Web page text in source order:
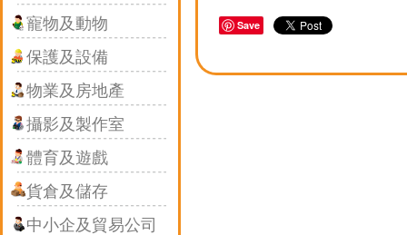
寵物及動物
保護及設備
物業及房地產
攝影及製作室
體育及遊戲
貨倉及儲存
中小企及貿易公司
Save